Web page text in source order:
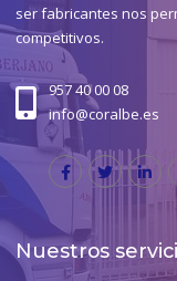
ser fabricantes nos
competitivos.
957 40 00 08
info@coralbe.es
Nuestros